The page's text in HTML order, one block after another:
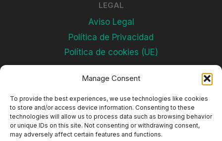
Manage Consent
To provide the best experiences, we use technologies like cookies
to store and/or access device information. Consenting to these
technologies will allow us to process data such as browsing behavior
or unique IDs on this site. Not consenting or withdrawing consent,
may adversely affect certain features and functions.
LEGAL
Aviso Legal
Política de Privacidad
Política de cookies (UE)
Subscríbete